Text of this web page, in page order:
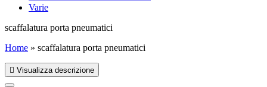
Varie
scaffalatura porta pneumatici
Home » scaffalatura porta pneumatici
Visualizza descrizione